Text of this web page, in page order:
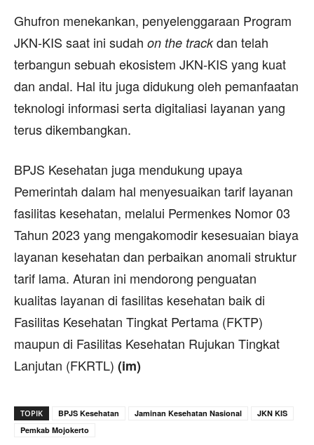
Ghufron menekankan, penyelenggaraan Program
JKN-KIS saat ini sudah on the trackdan telah
terbangun sebuah ekosistem JKN-KIS yang kuat
dan andal. Hal itu juga didukung oleh pemanfaatan
teknologi informasi serta digitaliasi layanan yang
terus dikembangkan.
BPJS Kesehatan juga mendukung upaya
Pemerintah dalam hal menyesuaikan tarif layanan
fasilitas kesehatan, melalui Permenkes Nomor 03
Tahun 2023 yang mengakomodir kesesuaian biaya
layanan kesehatan dan perbaikan anomali struktur
tarif lama. Aturan ini mendorong penguatan
kualitas layanan di fasilitas kesehatan baik di
Fasilitas Kesehatan Tingkat Pertama (FKTP)
maupun di Fasilitas Kesehatan Rujukan Tingkat
Lanjutan (FKRTL) (im)
TOPIK BPJS Kesehatan Jaminan Kesehatan Nasional
JKN KIS
Pemkab Mojokerto